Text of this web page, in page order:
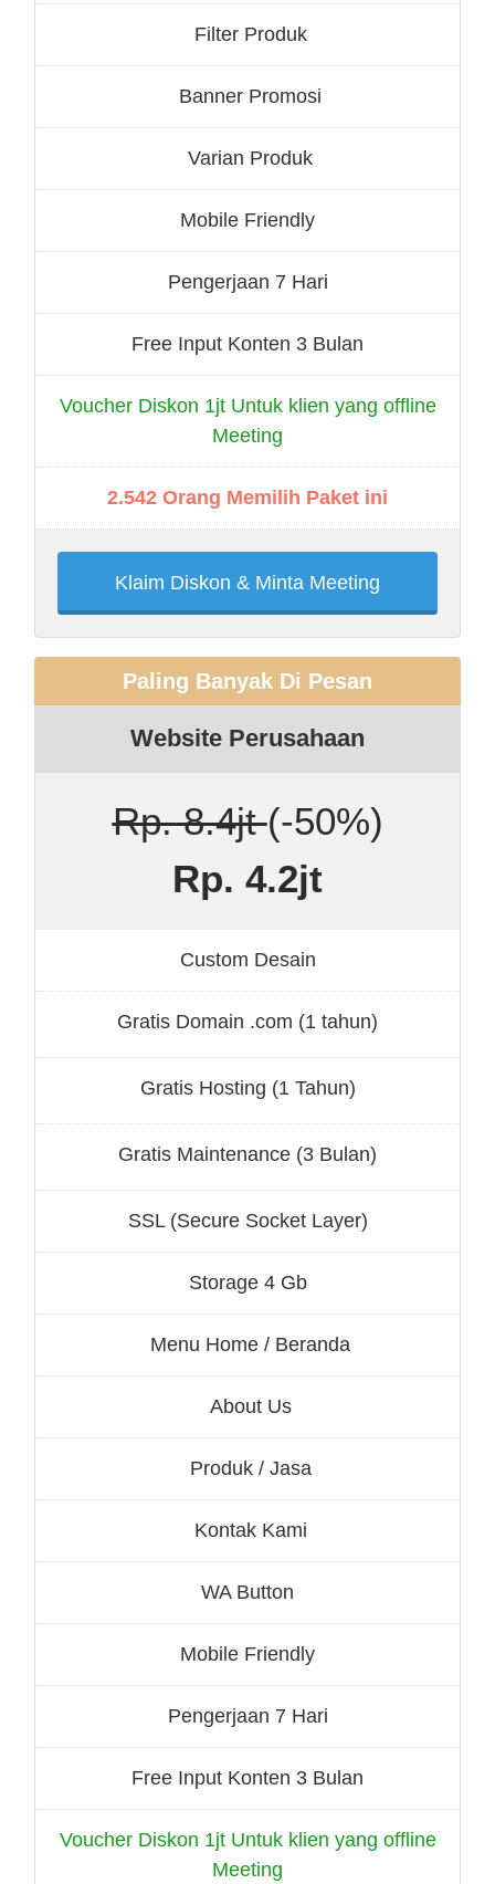
Filter Produk
Banner Promosi
Varian Produk
Mobile Friendly
Pengerjaan 7 Hari
Free Input Konten 3 Bulan
Voucher Diskon 1jt Untuk klien yang offline
Meeting
2.542 Orang Memilih Paket ini
Klaim Diskon & Minta Meeting
Paling Banyak Di Pesan
Website Perusahaan
Rp. 8.4jt(-50%)
Rp. 4.2jt
Custom Desain
Gratis Domain .com (1 tahun)
Gratis Hosting (1 Tahun)
Gratis Maintenance (3 Bulan)
SSL (Secure Socket Layer)
Storage 4 Gb
Menu Home / Beranda
About Us
Produk / Jasa
Kontak Kami
WA Button
Mobile Friendly
Pengerjaan 7 Hari
Free Input Konten 3 Bulan
Voucher Diskon 1jt Untuk klien yang offline
Meeting